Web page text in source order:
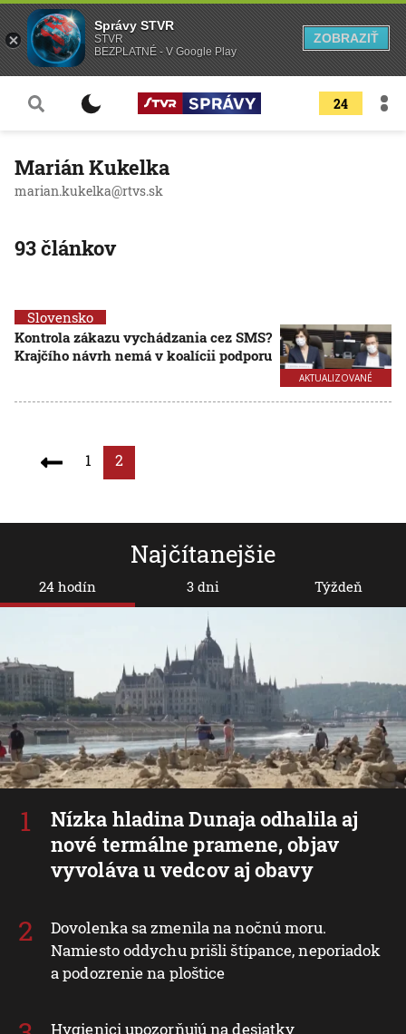
24
Marián Kukelka
marian.kukelka@rtvs.sk
93 článkov
AKTUALIZOVANÉ
Slovensko
Kontrola zákazu vychádzania cez SMS?
Krajčího návrh nemá v koalícii podporu
1 2
Najčítanejšie
24 hodín
Nízka hladina Dunaja odhalila aj
nové termálne pramene, objav
vyvoláva u vedcov aj obavy
Dovolenka sa zmenila na nočnú moru.
Namiesto oddychu prišli štípance, neporiadok
a podozrenie na ploštice
Hygienici upozorňujú na desiatky
3 dni Týždeň
Správy STVR
STVR
BEZPLATNÉ - V Google Play
ZOBRAZIŤ